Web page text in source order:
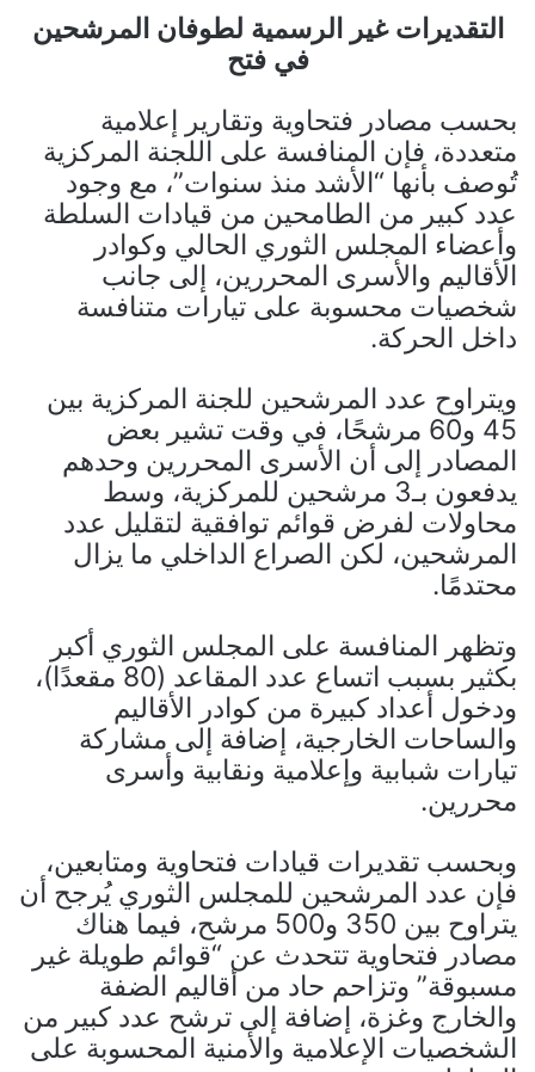
التقديرات غير الرسمية لطوفان المرشحين
في فتح
بحسب مصادر فتحاوية وتقارير إعلامية
متعددة، فإن المنافسة على اللجنة المركزية
تُوصف بأنها “الأشد منذ سنوات”، مع وجود
عدد كبير من الطامحين من قيادات السلطة
وأعضاء المجلس الثوري الحالي وكوادر
الأقاليم والأسرى المحررين، إلى جانب
شخصيات محسوبة على تيارات متنافسة
داخل الحركة.
ويتراوح عدد المرشحين للجنة المركزية بين
45 و60 مرشحًا، في وقت تشير بعض
المصادر إلى أن الأسرى المحررين وحدهم
يدفعون بـ3 مرشحين للمركزية، وسط
محاولات لفرض قوائم توافقية لتقليل عدد
المرشحين، لكن الصراع الداخلي ما يزال
محتدمًا.
وتظهر المنافسة على المجلس الثوري أكبر
بكثير بسبب اتساع عدد المقاعد (80 مقعدًا)،
ودخول أعداد كبيرة من كوادر الأقاليم
والساحات الخارجية، إضافة إلى مشاركة
تيارات شبابية وإعلامية ونقابية وأسرى
محررين.
وبحسب تقديرات قيادات فتحاوية ومتابعين،
فإن عدد المرشحين للمجلس الثوري يُرجح أن
يتراوح بين 350 و500 مرشح، فيما هناك
مصادر فتحاوية تتحدث عن “قوائم طويلة غير
مسبوقة” وتزاحم حاد من أقاليم الضفة
والخارج وغزة، إضافة إلى ترشح عدد كبير من
الشخصيات الإعلامية والأمنية المحسوبة على